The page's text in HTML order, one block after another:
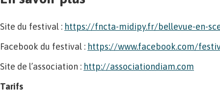
Site du festival : https://fncta-midipy.fr/bellevue-en-
Facebook du festival : https://www.facebook.com/
Site de l’association : http://associationdiam.com
Tarifs